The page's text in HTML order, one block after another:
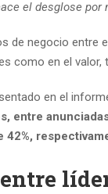
el desglose
de negocio entre
como en el valor,
en el
entre
42%,